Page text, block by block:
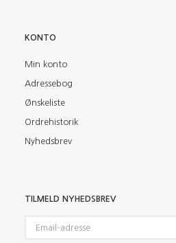
KONTO
Min konto
Adressebog
Ønskeliste
Ordrehistorik
Nyhedsbrev
TILMELD NYHEDSBREV
adresse